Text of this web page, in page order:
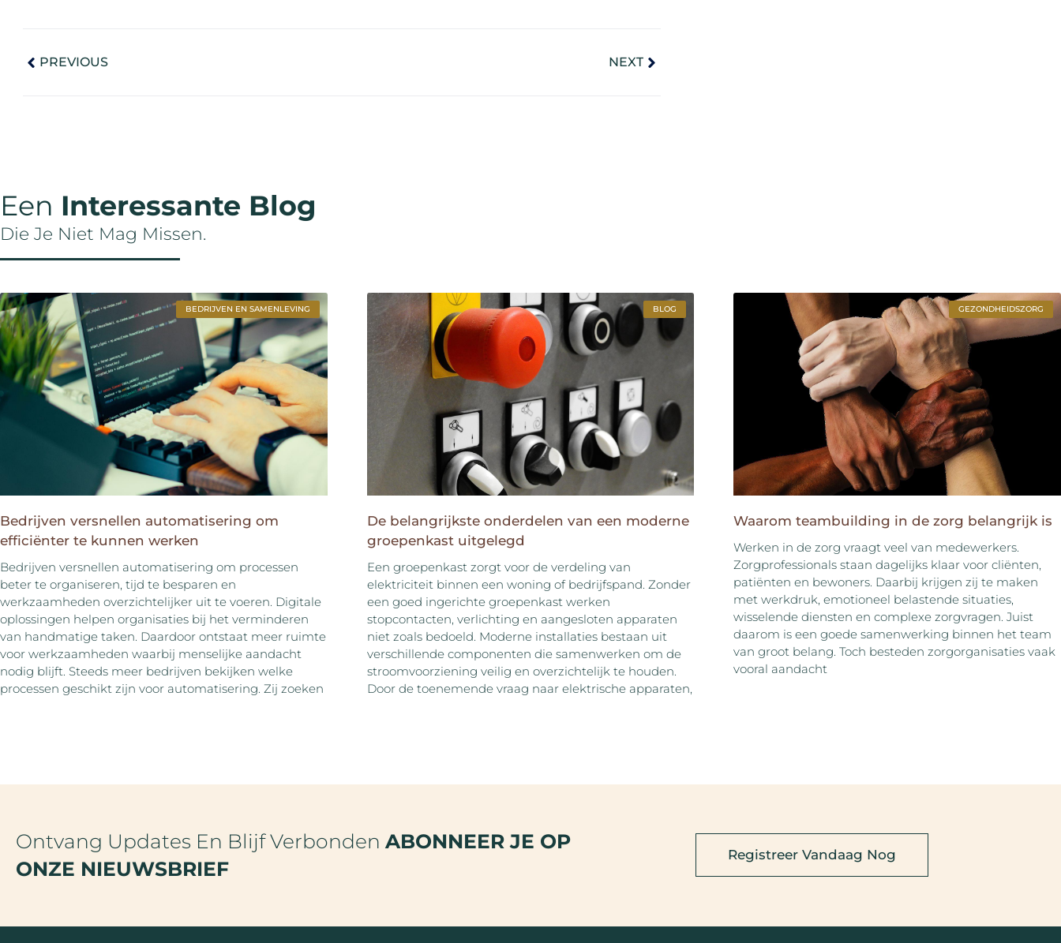
PREVIOUS NEXT
Een Interessante Blog
Die Je Niet Mag Missen.
BEDRIJVEN EN SAMENLEVING
Bedrijven versnellen automatisering om
efficiënter te kunnen werken
Bedrijven versnellen automatisering om processen
beter te organiseren, tijd te besparen en
werkzaamheden overzichtelijker uit te voeren. Digitale
oplossingen helpen organisaties bij het verminderen
van handmatige taken. Daardoor ontstaat meer ruimte
voor werkzaamheden waarbij menselijke aandacht
nodig blijft. Steeds meer bedrijven bekijken welke
processen geschikt zijn voor automatisering. Zij zoeken
BLOG
De belangrijkste onderdelen van een moderne
groepenkast uitgelegd
Een groepenkast zorgt voor de verdeling van
elektriciteit binnen een woning of bedrijfspand. Zonder
een goed ingerichte groepenkast werken
stopcontacten, verlichting en aangesloten apparaten
niet zoals bedoeld. Moderne installaties bestaan uit
verschillende componenten die samenwerken om de
stroomvoorziening veilig en overzichtelijk te houden.
Door de toenemende vraag naar elektrische apparaten,
GEZONDHEIDSZORG
Waarom teambuilding in de zorg belangrijk is
Werken in de zorg vraagt veel van medewerkers.
Zorgprofessionals staan dagelijks klaar voor cliënten,
patiënten en bewoners. Daarbij krijgen zij te maken
met werkdruk, emotioneel belastende situaties,
wisselende diensten en complexe zorgvragen. Juist
daarom is een goede samenwerking binnen het team
van groot belang. Toch besteden zorgorganisaties vaak
vooral aandacht
Ontvang Updates En Blijf Verbonden ABONNEER JE OP
ONZE NIEUWSBRIEF
Registreer Vandaag Nog